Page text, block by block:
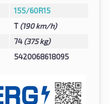
155/60R15
T (190 km/h)
74 (375 kg)
5420068618095